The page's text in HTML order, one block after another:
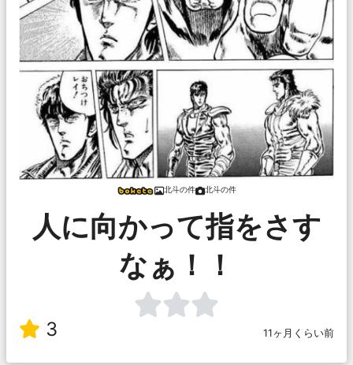
北斗の件 北斗の件
人に向かって指をさす
なぁ！！
3 11ヶ月くらい前